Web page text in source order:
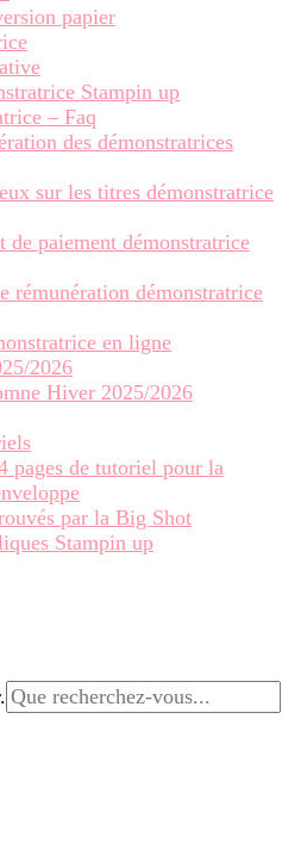
papier
Stampin up
– Faq
des démonstratrices
sur les titres démonstratrice
de paiement démonstratrice
rémunération démonstratrice
en ligne
2026
Hiver 2025/2026
pages de tutoriel pour la
par la Big Shot
Stampin up